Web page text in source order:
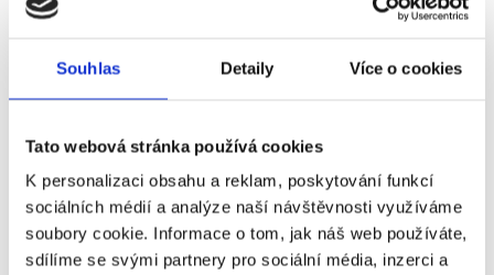
Souhlas Detaily Více o cookies
Tato webová stránka používá cookies
K personalizaci obsahu a reklam, poskytování funkcí
sociálních médií a analýze naší návštěvnosti využíváme
soubory cookie. Informace o tom, jak náš web používáte,
sdílíme se svými partnery pro sociální média, inzerci a
SÝROVÉ ZRNO